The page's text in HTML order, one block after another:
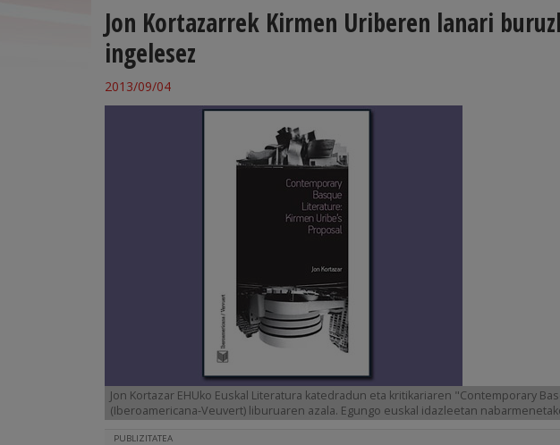
Jon Kortazarrek Kirmen Uriberen lanari
ingelesez
2013/09/04
Jon Kortazar EHUko Euskal Literatura katedradun eta kritikariaren "Contemporary
(Iberoamericana-Veuvert) liburuaren azala. Egungo euskal idazleetan
PUBLIZITATEA